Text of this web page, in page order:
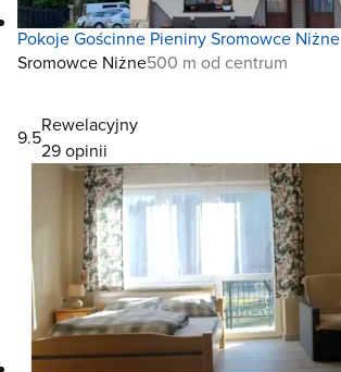
Pokoje Gościnne Pieniny Sromowce Niżne
Sromowce Niżne500 m od centrum
9.5
Rewelacyjny
29 opinii